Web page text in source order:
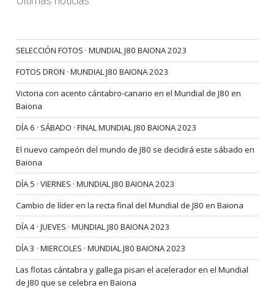
SELECCIÓN FOTOS · MUNDIAL J80 BAIONA 2023
FOTOS DRON · MUNDIAL J80 BAIONA 2023
Victoria con acento cántabro-canario en el Mundial de J80 en
Baiona
DÍA 6 · SÁBADO · FINAL MUNDIAL J80 BAIONA 2023
El nuevo campeón del mundo de J80 se decidirá este sábado en
Baiona
DÍA 5 · VIERNES · MUNDIAL J80 BAIONA 2023
Cambio de líder en la recta final del Mundial de J80 en Baiona
DÍA 4 · JUEVES · MUNDIAL J80 BAIONA 2023
DÍA 3 · MIERCOLES · MUNDIAL J80 BAIONA 2023
Las flotas cántabra y gallega pisan el acelerador en el Mundial
de J80 que se celebra en Baiona